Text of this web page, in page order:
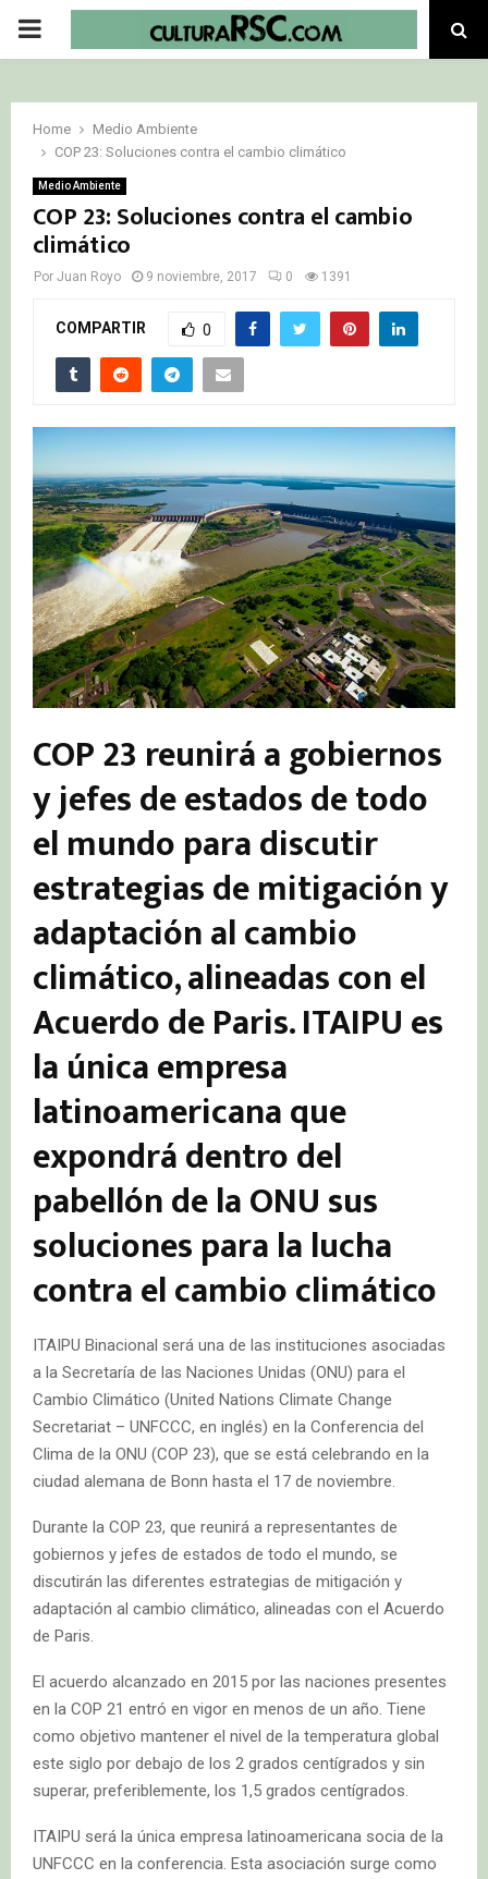
PRIMARY
Home
Medio Ambiente
COP 23: Soluciones contra el cambio climático
Medio Ambiente
COP 23: Soluciones contra el cambio
climático
Por Juan Royo 9 noviembre, 2017 0 1391
COMPARTIR 0
COP 23 reunirá a gobiernos
y jefes de estados de todo
el mundo para discutir
estrategias de mitigación y
adaptación al cambio
climático, alineadas con el
Acuerdo de Paris. ITAIPU es
la única empresa
latinoamericana que
expondrá dentro del
pabellón de la ONU sus
soluciones para la lucha
contra el cambio climático
ITAIPU Binacional será una de las instituciones asociadas
a la Secretaría de las Naciones Unidas (ONU) para el
Cambio Climático (United Nations Climate Change
Secretariat – UNFCCC, en inglés) en la Conferencia del
Clima de la ONU (COP 23), que se está celebrando en la
ciudad alemana de Bonn hasta el 17 de noviembre.
Durante la COP 23, que reunirá a representantes de
gobiernos y jefes de estados de todo el mundo, se
discutirán las diferentes estrategias de mitigación y
adaptación al cambio climático, alineadas con el Acuerdo
de Paris.
El acuerdo alcanzado en 2015 por las naciones presentes
en la COP 21 entró en vigor en menos de un año. Tiene
como objetivo mantener el nivel de la temperatura global
este siglo por debajo de los 2 grados centígrados y sin
superar, preferiblemente, los 1,5 grados centígrados.
ITAIPU será la única empresa latinoamericana socia de la
UNFCCC en la conferencia. Esta asociación surge como